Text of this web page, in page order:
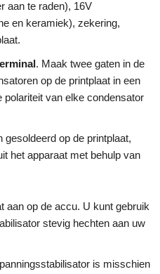
aan te raden), 16V
en keramiek), zekering,
. Maak twee gaten in de
op de printplaat in een
polariteit van elke condensator
op de printplaat,
het apparaat met behulp van
aan op de accu. U kunt gebruik
stevig hechten aan uw
is misschien